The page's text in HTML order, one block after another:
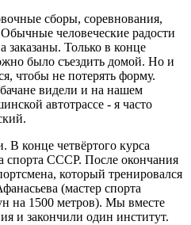
сборы, соревнования,
человеческие радости
заказаны. Только в конце
было съездить домой. Но и
чтобы не потерять форму.
видели и на нашем
автотрассе - я часто
В конце четвёртого курса
спорта СССР. После окончания
который тренировался
(мастер спорта
на 1500 метров). Мы вместе
и закончили один институт.